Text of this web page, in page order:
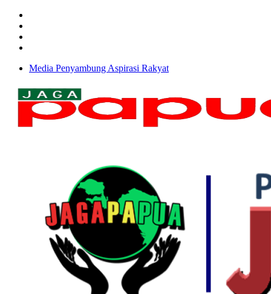
Media Penyambung Aspirasi Rakyat